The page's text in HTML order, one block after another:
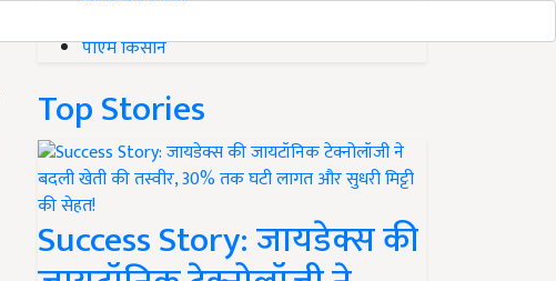
पीएम किसान
Top Stories
Success Story: जायडेक्स की